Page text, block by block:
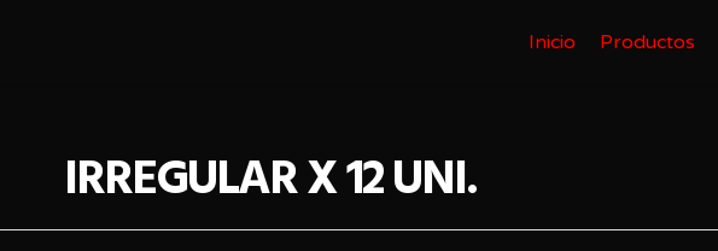
Inicio Productos
IRREGULAR X 12 UNI.